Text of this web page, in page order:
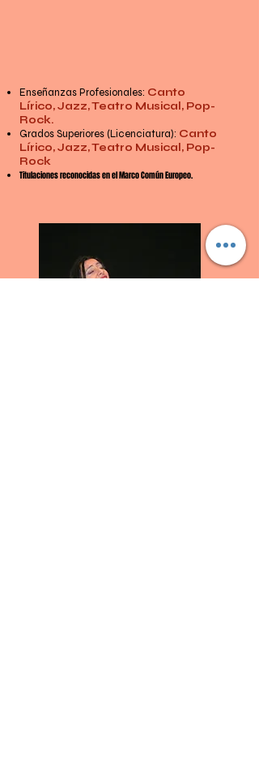
Enseñanzas Profesionales: Canto
Lírico, Jazz, Teatro Musical, Pop-
Rock.
Grados Superiores (Licenciatura): Canto
Lírico, Jazz, Teatro Musical, Pop-
Rock
Titulaciones reconocidas en el Marco Común Europeo.